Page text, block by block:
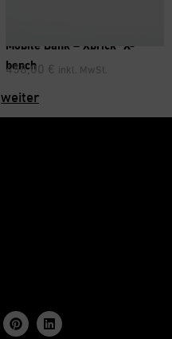
Mobile Bank – Xbrick X-
bench
458,00 € inkl. MwSt.
weiter